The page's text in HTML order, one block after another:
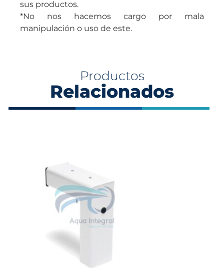
sus productos.
*No nos hacemos cargo por mala
manipulación o uso de este.
Productos
Relacionados